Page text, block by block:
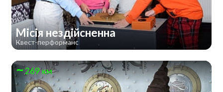
Місія нездійсненна
Квест-перформанс
269 км